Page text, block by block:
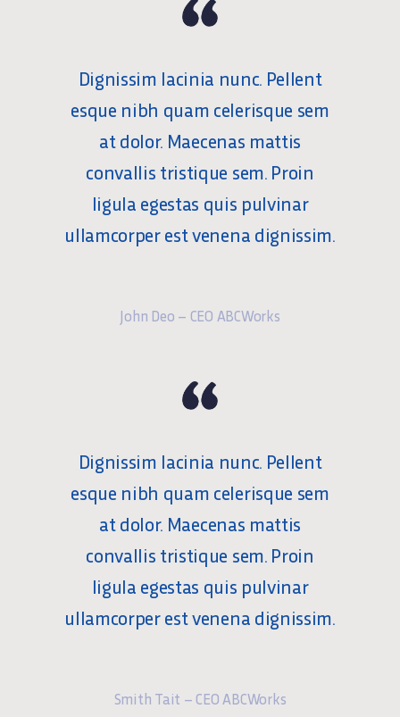
Dignissim lacinia nunc. Pellent
esque nibh quam celerisque sem
at dolor. Maecenas mattis
convallis tristique sem. Proin
ligula egestas quis pulvinar
ullamcorper est venena dignissim.
John Deo – CEO ABCWorks
Dignissim lacinia nunc. Pellent
esque nibh quam celerisque sem
at dolor. Maecenas mattis
convallis tristique sem. Proin
ligula egestas quis pulvinar
ullamcorper est venena dignissim.
Smith Tait – CEO ABCWorks